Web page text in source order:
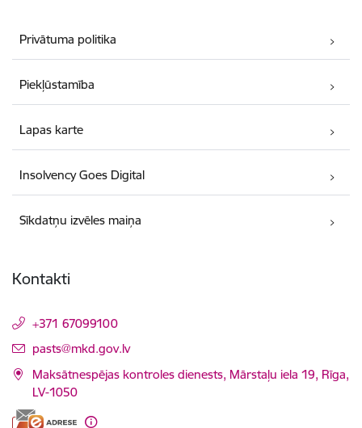
Privātuma politika
Piekļūstamība
Lapas karte
Insolvency Goes Digital
Sīkdatņu izvēles maiņa
Kontakti
+371 67099100
E-pasts:
pasts@mkd.gov.lv
Maksātnespējas kontroles dienests, Mārstaļu iela 19, Rīga,
LV-1050